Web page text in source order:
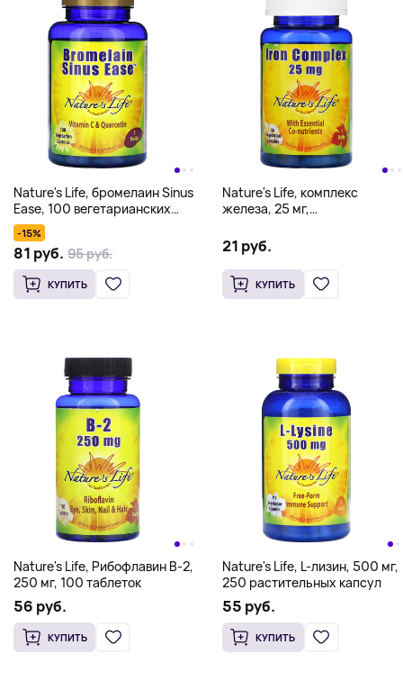
Nature's Life, бромелаин Sinus
Ease, 100 вегетарианских
капсул
-15%
81 руб. 95 руб.
КУПИТЬ
Nature's Life, комплекс
железа, 25 мг,
21 руб.
КУПИТЬ
Nature's Life, Рибофлавин B-2,
250 мг, 100 таблеток
56 руб.
КУПИТЬ
Nature's Life, L-лизин, 500 мг,
250 растительных капсул
55 руб.
КУПИТЬ